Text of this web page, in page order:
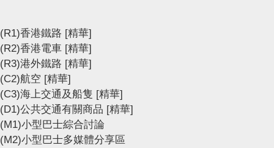
(R1)香港鐵路 [精華]
(R2)香港電車 [精華]
(R3)港外鐵路 [精華]
(C2)航空 [精華]
(C3)海上交通及船隻 [精華]
(D1)公共交通有關商品 [精華]
(M1)小型巴士綜合討論
(M2)小型巴士多媒體分享區